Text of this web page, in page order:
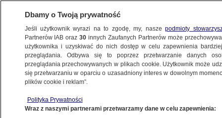
ŚWIAT
sojuszników. W Polsce telefon milczy
Dbamy o Twoją prywatność
Jeśli użytkownik wyrazi na to zgodę, my, naszepodmioty
Partnerów IAB oraz30 innych Zaufanych Partnerów może
użytkownika i uzyskiwać do nich dostęp w celu zapewnienia
przeglądania. Odbywa się to poprzez przetwarzanie danych
przeglądania przechowywanych w plikach cookie. Użytkownik może
się przetwarzaniu w oparciu o uzasadniony interes w dowolnym
plików cookie i reklam”.
Polityka Prywatności
Wraz z naszymi partnerami przetwarzamy dane w celu zapewnienia: